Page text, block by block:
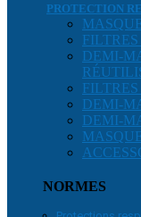
PROTECTION
DEMI-
DEMI-
DEMI-
NORMES